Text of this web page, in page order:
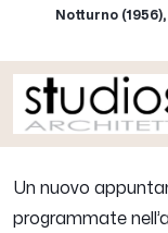
Notturno
Un nuovo
programmate